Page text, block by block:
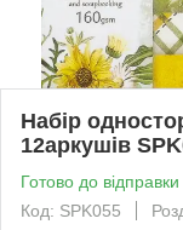
Набір
12аркушів
Готово до відправки
Код: SPK055